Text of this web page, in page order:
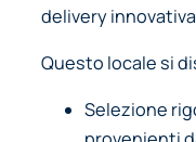
delivery
Questo locale si
Selezione